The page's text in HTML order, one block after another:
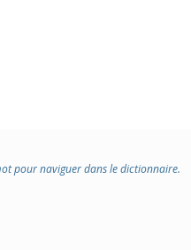
pour naviguer dans le dictionnaire.